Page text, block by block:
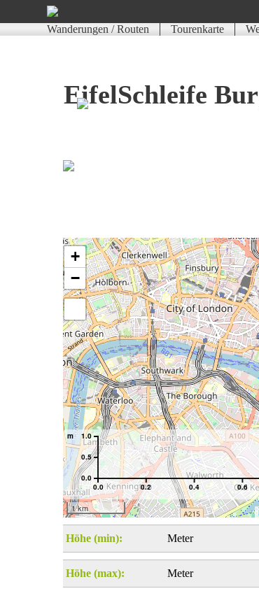
Wanderungen / Routen Tourenkarte
EifelSchleife
+
−
0.0 0.2 0.4 0.6
0.0
0.5
1.0
m
1 km
Höhe (min): Meter
Höhe (max): Meter